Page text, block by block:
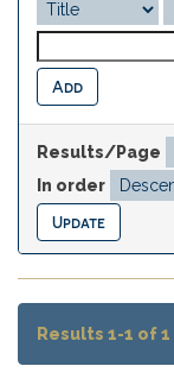
Results/Page
In order
Results 1-1 of